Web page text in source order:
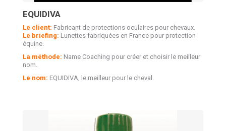
EQUIDIVA
Le client: Fabricant de protections oculaires pour chevaux.
Le briefing: Lunettes fabriquées en France pour protection
équine.
La méthode: Name Coaching pour créer et choisir le meilleur
nom.
Le nom: EQUIDIVA, le meilleur pour le cheval.